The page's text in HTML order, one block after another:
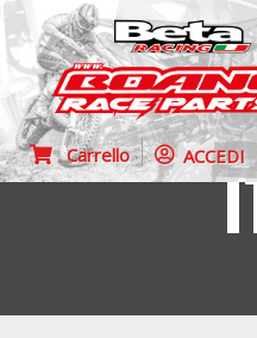
Carrello ACCEDI